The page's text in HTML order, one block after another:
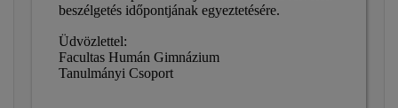
beszélgetés időpontjának egyeztetésére.
Üdvözlettel:
Facultas Humán Gimnázium
Tanulmányi Csoport